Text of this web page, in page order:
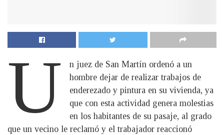
U
n juez de San Martín ordenó a un
hombre dejar de realizar trabajos de
enderezado y pintura en su vivienda, ya
que con esta actividad genera molestias
en los habitantes de su pasaje, al grado
que un vecino le reclamó y el trabajador reaccionó